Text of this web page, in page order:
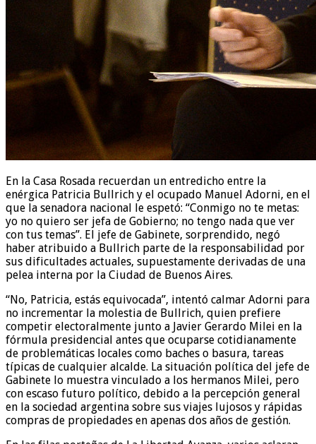
En la Casa Rosada recuerdan un entredicho entre la
enérgica Patricia Bullrich y el ocupado Manuel Adorni, en el
que la senadora nacional le espetó: “Conmigo no te metas:
yo no quiero ser jefa de Gobierno; no tengo nada que ver
con tus temas”. El jefe de Gabinete, sorprendido, negó
haber atribuido a Bullrich parte de la responsabilidad por
sus dificultades actuales, supuestamente derivadas de una
pelea interna por la Ciudad de Buenos Aires.
“No, Patricia, estás equivocada”, intentó calmar Adorni para
no incrementar la molestia de Bullrich, quien prefiere
competir electoralmente junto a Javier Gerardo Milei en la
fórmula presidencial antes que ocuparse cotidianamente
de problemáticas locales como baches o basura, tareas
típicas de cualquier alcalde. La situación política del jefe de
Gabinete lo muestra vinculado a los hermanos Milei, pero
con escaso futuro político, debido a la percepción general
en la sociedad argentina sobre sus viajes lujosos y rápidas
compras de propiedades en apenas dos años de gestión.